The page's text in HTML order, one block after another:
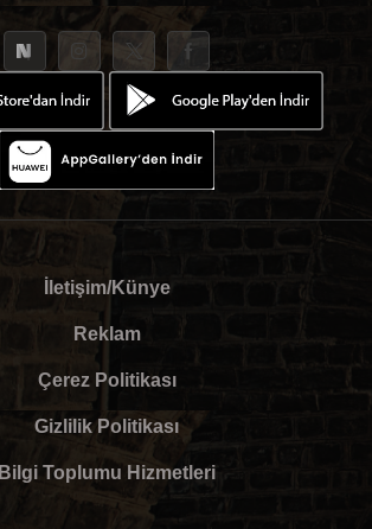
İletişim/Künye
Reklam
Çerez Politikası
Gizlilik Politikası
Bilgi Toplumu Hizmetleri